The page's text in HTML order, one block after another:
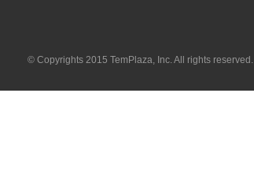
© Copyrights 2015 TemPlaza, Inc. All rights reserved.